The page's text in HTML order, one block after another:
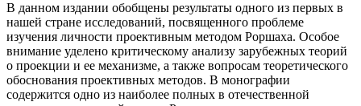
В данном издании обобщены результаты одного из первых в
нашей стране исследований, посвященного проблеме
изучения личности проективным методом Роршаха. Особое
внимание уделено критическому анализу зарубежных теорий
о проекции и ее механизме, а также вопросам теоретического
обоснования проективных методов. В монографии
содержится одно из наиболее полных в отечественной